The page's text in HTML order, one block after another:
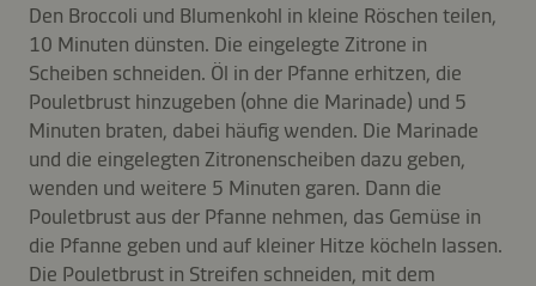
Den Broccoli und Blumenkohl in kleine Röschen teilen,
10 Minuten dünsten. Die eingelegte Zitrone in
Scheiben schneiden. Öl in der Pfanne erhitzen, die
Pouletbrust hinzugeben (ohne die Marinade) und 5
Minuten braten, dabei häufig wenden. Die Marinade
und die eingelegten Zitronenscheiben dazu geben,
wenden und weitere 5 Minuten garen. Dann die
Pouletbrust aus der Pfanne nehmen, das Gemüse in
die Pfanne geben und auf kleiner Hitze köcheln lassen.
Die Pouletbrust in Streifen schneiden, mit dem